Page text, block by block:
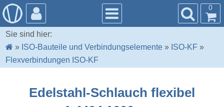
0
Sie sind hier:
» ISO-Bauteile und Verbindungselemente » ISO-KF »
Flexverbindungen ISO-KF
Edelstahl-Schlauch flexibel